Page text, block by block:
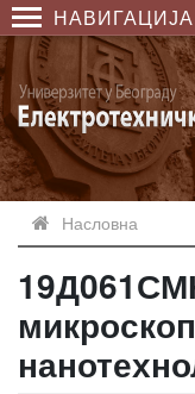
НАВИГАЦИЈА
Насловна